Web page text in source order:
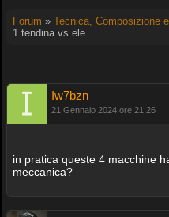
Forum » Tecnica, Composizione
1 tendina vs ele...
Iw7bzn
21 Gennaio 2024 ore 21:26
in pratica queste 4 macchine
meccanica?